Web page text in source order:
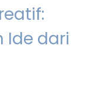
Ide dari